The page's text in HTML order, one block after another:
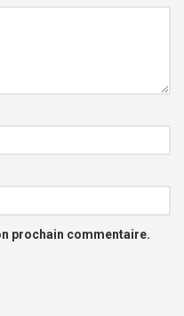
prochain commentaire.